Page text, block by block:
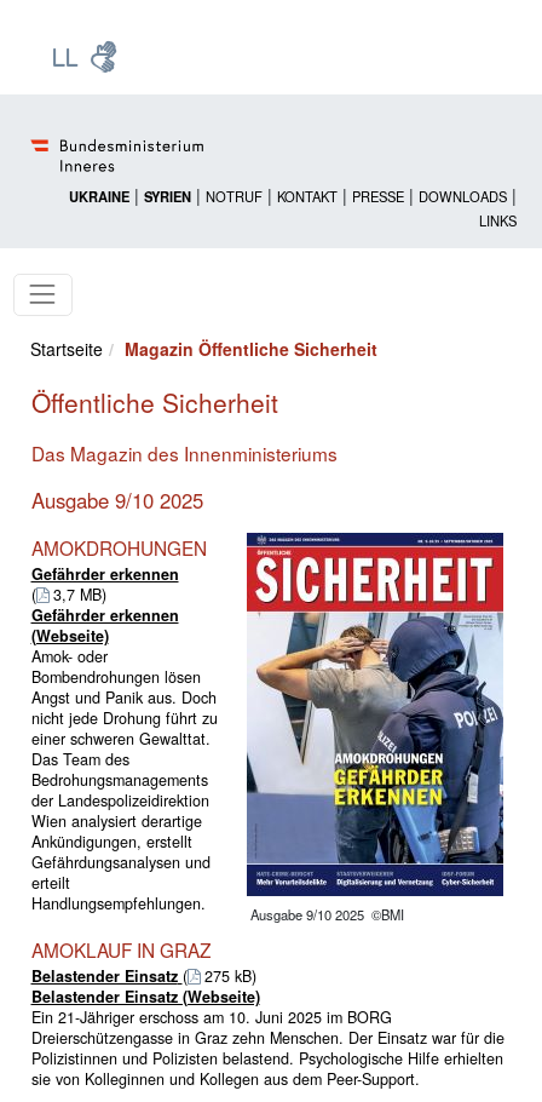
UKRAINE | SYRIEN | NOTRUF | KONTAKT | PRESSE | DOWNLOADS |
LINKS
Startseite Magazin Öffentliche Sicherheit
Öffentliche Sicherheit
Das Magazin des Innenministeriums
Ausgabe 9/10 2025
Ausgabe 9/10 2025 ©BMI
AMOKDROHUNGEN
Gefährder erkennen
(
3,7 MB)
Gefährder erkennen
(Webseite)
Amok- oder
Bombendrohungen lösen
Angst und Panik aus. Doch
nicht jede Drohung führt zu
einer schweren Gewalttat.
Das Team des
Bedrohungsmanagements
der Landespolizeidirektion
Wien analysiert derartige
Ankündigungen, erstellt
Gefährdungsanalysen und
erteilt
Handlungsempfehlungen.
AMOKLAUF IN GRAZ
Belastender Einsatz (
275 kB)
Belastender Einsatz (Webseite)
Ein 21-Jähriger erschoss am 10. Juni 2025 im BORG
Dreierschützengasse in Graz zehn Menschen. Der Einsatz war für die
Polizistinnen und Polizisten belastend. Psychologische Hilfe erhielten
sie von Kolleginnen und Kollegen aus dem Peer-Support.